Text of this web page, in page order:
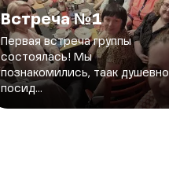
Встреча №1
Первая встреча группы
состоялась! Мы
познакомились, таак душевно
посид...